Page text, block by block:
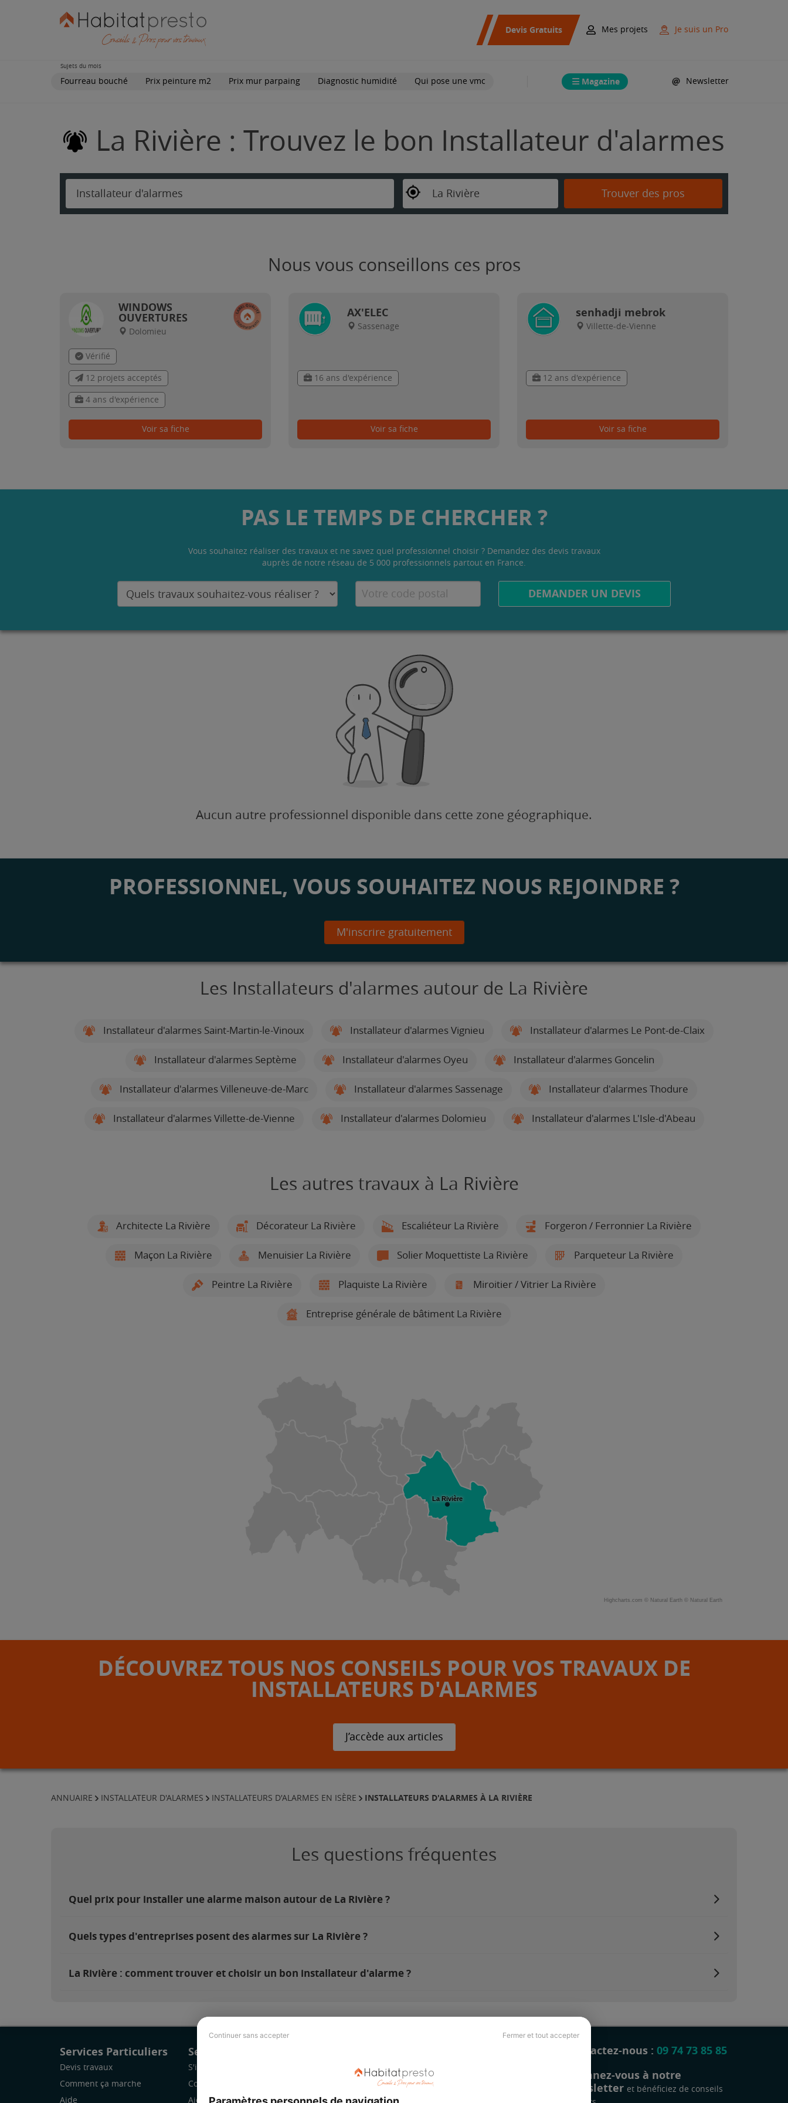
Continuer sans accepter Fermer et tout accepter
Devis Gratuits Mes projets Je suis un Pro
Sujets du mois
Fourreau bouché Prix peinture m2 Prix mur parpaing Diagnostic humidité Qui pose une vmc Magazine Newsletter
La Rivière : Trouvez le bon Installateur d'alarmes
Installateur d'alarmes La Rivière Trouver des pros
Nous vous conseillons ces pros
WINDOWS
OUVERTURES
Dolomieu
Vérifié
12 projets acceptés
4 ans d'expérience
Voir sa fiche
AX'ELEC
Sassenage
16 ans d'expérience
Voir sa fiche
senhadji mebrok
Villette-de-Vienne
12 ans d'expérience
Voir sa fiche
PAS LE TEMPS DE CHERCHER ?
Vous souhaitez réaliser des travaux et ne savez quel professionnel choisir ? Demandez des devis travaux
auprès de notre réseau de 5 000 professionnels partout en France.
DEMANDER UN DEVIS
Aucun autre professionnel disponible dans cette zone géographique.
PROFESSIONNEL, VOUS SOUHAITEZ NOUS REJOINDRE ?
M'inscrire gratuitement
Les Installateurs d'alarmes autour de La Rivière
Installateur d'alarmes Saint-Martin-le-Vinoux Installateur d'alarmes Vignieu Installateur d'alarmes Le Pont-de-Claix
Installateur d'alarmes Septème Installateur d'alarmes Oyeu Installateur d'alarmes Goncelin
Installateur d'alarmes Villeneuve-de-Marc Installateur d'alarmes Sassenage Installateur d'alarmes Thodure
Installateur d'alarmes Villette-de-Vienne Installateur d'alarmes Dolomieu Installateur d'alarmes L'Isle-d'Abeau
Les autres travaux à La Rivière
Architecte La Rivière Décorateur La Rivière Escaliéteur La Rivière Forgeron / Ferronnier La Rivière
Maçon La Rivière Menuisier La Rivière Solier Moquettiste La Rivière Parqueteur La Rivière
Peintre La Rivière Plaquiste La Rivière Miroitier / Vitrier La Rivière
Entreprise générale de bâtiment La Rivière
La Rivière
Highcharts.com © Natural Earth © Natural Earth
DÉCOUVREZ TOUS NOS CONSEILS POUR VOS TRAVAUX DE
INSTALLATEURS D'ALARMES
J’accède aux articles
ANNUAIRE INSTALLATEUR D'ALARMES INSTALLATEURS D'ALARMES EN ISÈRE INSTALLATEURS D'ALARMES À LA RIVIÈRE
Les questions fréquentes
Quel prix pour installer une alarme maison autour de La Rivière ?
Quels types d'entreprises posent des alarmes sur La Rivière ?
La Rivière : comment trouver et choisir un bon installateur d'alarme ?
Services Particuliers
Devis travaux
Comment ça marche
Aide
Services Pro
S'inscrire
Comment ça marche
Aide
Revue de presse
Contactez-nous : 09 74 73 85 85
Abonnez-vous à notre
newsletter et bénéficiez de conseils